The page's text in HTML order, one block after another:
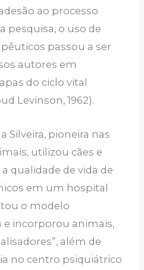
ao processo
pesquisa, o uso de
passou a ser
autores em
do ciclo vital
Levinson, 1962).
Silveira, pioneira nas
utilizou cães e
qualidade de vida de
em um hospital
o modelo
e incorporou animais,
além de
no centro psiquiátrico